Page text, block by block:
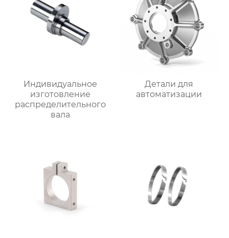
Индивидуальное
изготовление
распределительного
вала
Детали для
автоматизации